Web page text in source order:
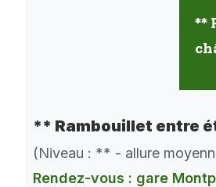
**
** Rambouillet entre
(Niveau : ** - allure
Rendez-vous : gare